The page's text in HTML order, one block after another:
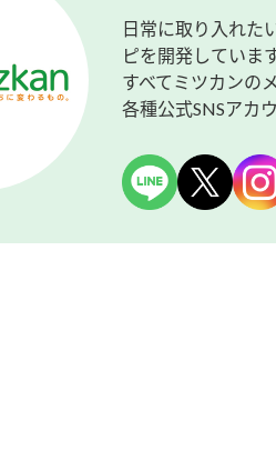
日常に取り入れた
ピを開発しています
すべてミツカンの
各種公式SNSアカ